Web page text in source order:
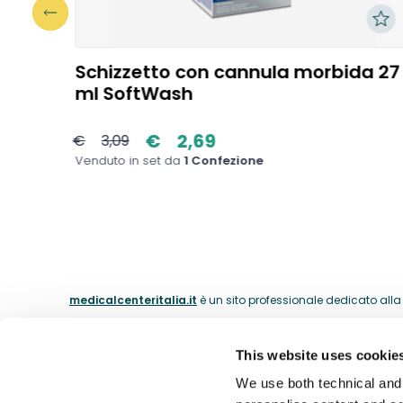
This website uses
We use both technical
Schizzetto con cannula morbida 27
ml SoftWash
€ 3,09 € 2,69
Venduto in set da1 Confezione
medicalcenteritalia.it è un sito professionale dedicato
ABOUT